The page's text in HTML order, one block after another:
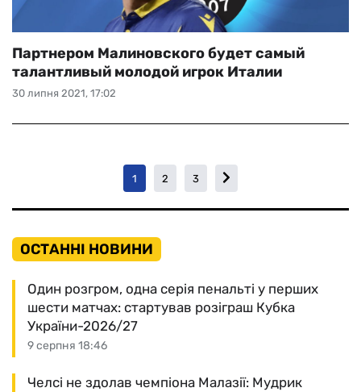
30 липня 2021, 17:02
Партнером Малиновского будет самый
талантливый молодой игрок Италии
1 2 3
ОСТАННІ НОВИНИ
9 серпня 18:46
Один розгром, одна серія пенальті у перших
шести матчах: стартував розіграш Кубка
України-2026/27
Челсі не здолав чемпіона Малазії: Мудрик